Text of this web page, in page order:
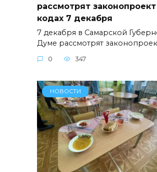
рассмотрят законопроект
кодах 7 декабря
7 декабря в Самарской
Думе рассмотрят
0 347
НОВОСТИ